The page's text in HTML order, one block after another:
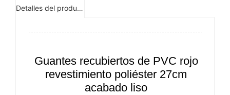
Detalles del producto
Guantes recubiertos de PVC rojo
revestimiento poliéster 27cm
acabado liso